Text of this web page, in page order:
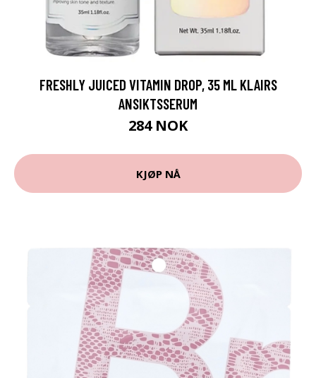
FRESHLY JUICED VITAMIN DROP, 35 ML KLAIRS
ANSIKTSSERUM
284 NOK
KJØP NÅ